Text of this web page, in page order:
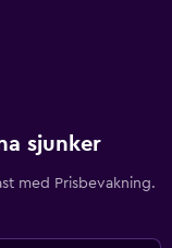
sjunker
med Prisbevakning.